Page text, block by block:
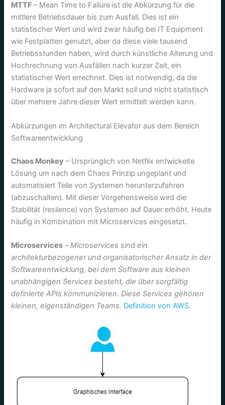
MTTF– Mean Time to Failure ist die Abkürzung für die
mittlere Betriebsdauer bis zum Ausfall. Dies ist ein
statistischer Wert und wird zwar häufig bei IT Equipment
wie Festplatten genutzt, aber da diese viele tausend
Betriebsstunden haben, wird durch künstliche Alterung und
Hochrechnung von Ausfällen nach kurzer Zeit, ein
statistischer Wert errechnet. Dies ist notwendig, da die
Hardware ja sofort auf den Markt soll und nicht statistisch
über mehrere Jahre dieser Wert ermittelt werden kann.
Abkürzungen im Architectural Elevator aus dem Bereich
Softwareentwicklung
Chaos Monkey – Ursprünglich von Netflix entwickelte
Lösung um nach dem Chaos Prinzip ungeplant und
automatisiert Teile von Systemen herunterzufahren
(abzuschalten). Mit dieser Vorgehensweise wird die
Stabilität (resilence) von Systemen auf Dauer erhöht. Heute
häufig in Kombination mit Microservices eingesetzt.
Microservices –Microservices sind ein
architekturbezogener und organisatorischer Ansatz in der
Softwareentwicklung, bei dem Software aus kleinen
unabhängigen Services besteht, die über sorgfältig
definierte APIs kommunizieren. Diese Services gehören
kleinen, eigenständigen Teams. Definition von AWS.